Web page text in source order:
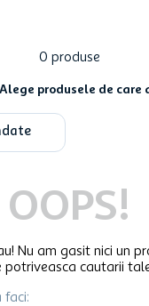
0 produse
produsele de care
OOPS!
Nu am gasit nici un
potriveasca cautarii
faci: